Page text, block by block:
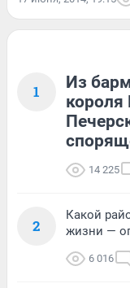
1
Из
короля
14 225
2
Какой
жизни —
6 016